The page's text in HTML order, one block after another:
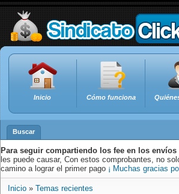
Inicio Cómo funciona
Buscar
Para seguir compartiendo los fee en los
les puede causar, Con estos comprobantes, no
camino a lograr el primer pago ¡ Muchas gracias
Inicio » Temas recientes